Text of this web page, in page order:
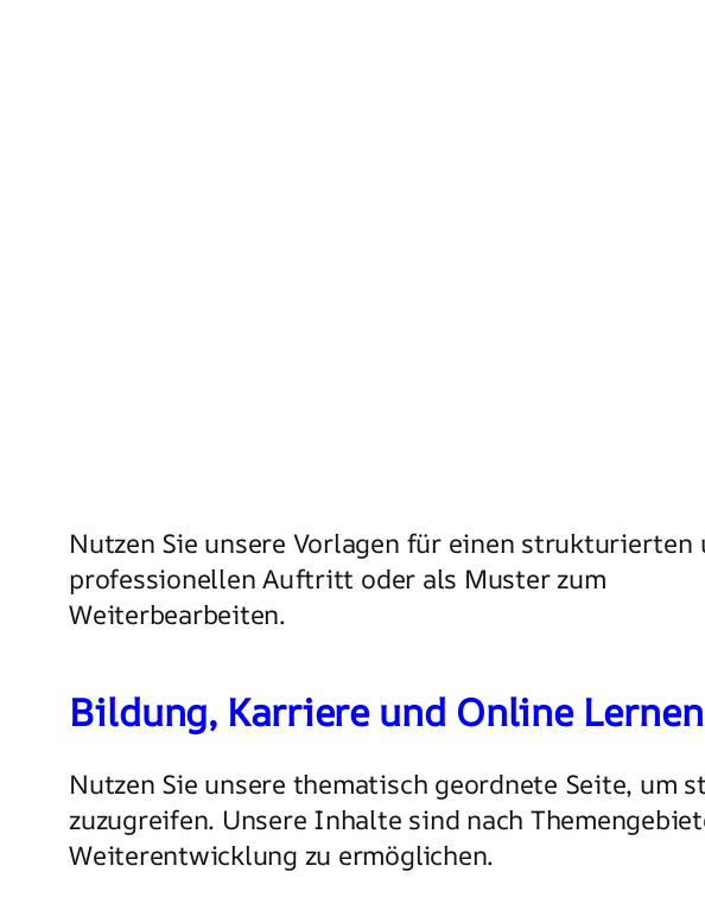
Nutzen Sie unsere Vorlagen für einen strukturierten
professionellen Auftritt oder als Muster zum
Weiterbearbeiten.
Bildung, Karriere und Online Lernen
Nutzen Sie unsere thematisch geordnete Seite,
zuzugreifen. Unsere Inhalte sind nach
Weiterentwicklung zu ermöglichen.